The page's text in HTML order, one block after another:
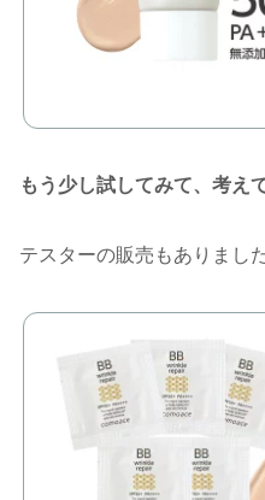
もう少し試してみて、考え
テスターの販売もありまし